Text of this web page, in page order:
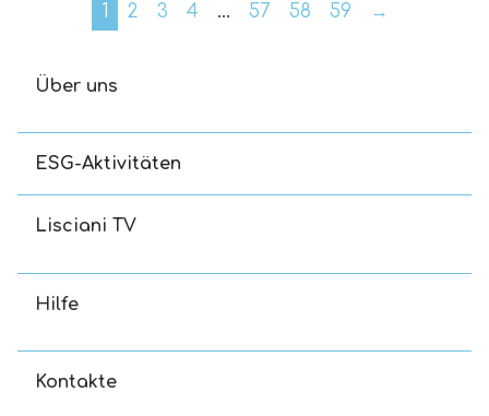
1 2 3 4 … 57 58 59 →
Über uns
ESG-Aktivitäten
Lisciani TV
Hilfe
Kontakte